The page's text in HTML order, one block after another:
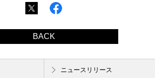
BACK
ニュースリリース